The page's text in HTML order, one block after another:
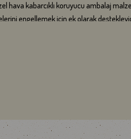
hava kabarcıklı koruyucu ambalaj
engellemek için ek olarak
günü 12:00'a kadar çalışmaktadır. Pazar